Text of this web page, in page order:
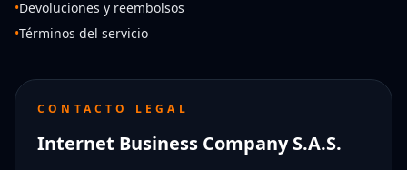
•Devoluciones y reembolsos
•Términos del servicio
CONTACTO LEGAL
Internet Business Company S.A.S.